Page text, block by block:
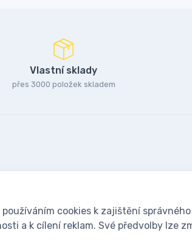
Vlastní sklady
přes 3000 položek skladem
fanoušky: Včelařské potřeby - www.ivcelarstvi.cz
cookies k zajištění
a k cílení reklam. Své předvolby lze